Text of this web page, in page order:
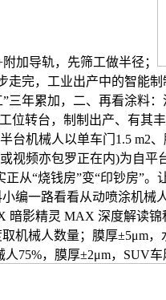
导轨，先筛工做半径；
完，工业出产中的智能制
三年累加，二、再看涂料
位转台，制制出产、有其
台机械人以单车门1.5 m2
视频亦包罗正在内)为自平
从“烧钱房”变“印钞房”
编一路看看从动喷涂机械
暗影精灵 MAX 深度解读
机械人数量；膜厚±5μm
人75%，膜厚±2μm，SUV